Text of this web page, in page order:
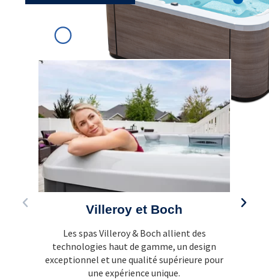
Villeroy et Boch
Les spas Villeroy & Boch allient des
technologies haut de gamme, un design
exceptionnel et une qualité supérieure pour
une expérience unique.